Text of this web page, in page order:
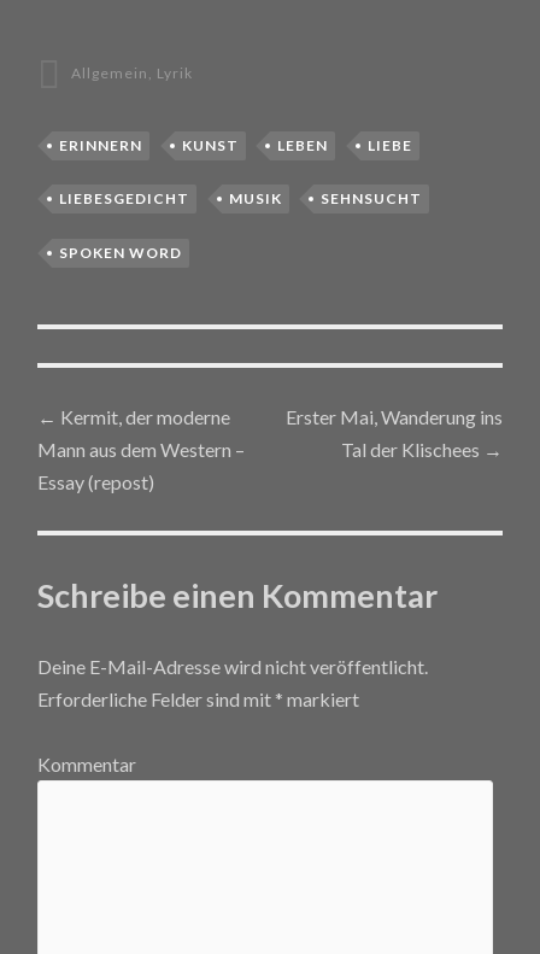
Allgemein , Lyrik
ERINNERN KUNST LEBEN LIEBE
LIEBESGEDICHT MUSIK SEHNSUCHT
SPOKEN WORD
Post navigation
← Kermit, der moderne
Mann aus dem Western –
Essay (repost)
Erster Mai, Wanderung ins
Tal der Klischees →
Schreibe einen Kommentar
Deine E-Mail-Adresse wird nicht veröffentlicht.
Erforderliche Felder sind mit * markiert
Kommentar